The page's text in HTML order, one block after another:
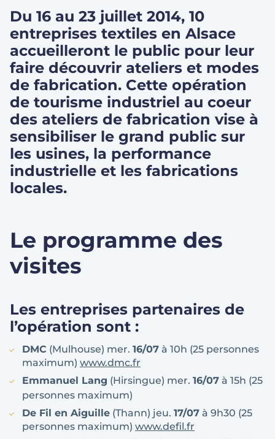
Du 16 au 23 juillet 2014, 10
entreprises textiles en Alsace
accueilleront le public pour leur
faire découvrir ateliers et modes
de fabrication. Cette opération
de tourisme industriel au coeur
des ateliers de fabrication vise à
sensibiliser le grand public sur
les usines, la performance
industrielle et les fabrications
locales.
Le programme des
visites
Les entreprises partenaires de
l’opération sont :
DMC (Mulhouse) mer. 16/07 à 10h (25 personnes
maximum) www.dmc.fr
Emmanuel Lang (Hirsingue) mer. 16/07 à 15h (25
personnes maximum)
De Fil en Aiguille (Thann) jeu. 17/07 à 9h30 (25
personnes maximum) www.defil.fr